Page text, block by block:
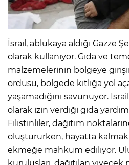
İsrail, ablukaya aldığı Gazze
olarak kullanıyor. Gıda ve
malzemelerinin bölgeye
ordusu, bölgede kıtlığa yol
yaşamadığını savunuyor.
olarak izin verdiği gıda
Filistinliler, dağıtım
oluştururken, hayatta
ekmeğe mahkum ediliyor.